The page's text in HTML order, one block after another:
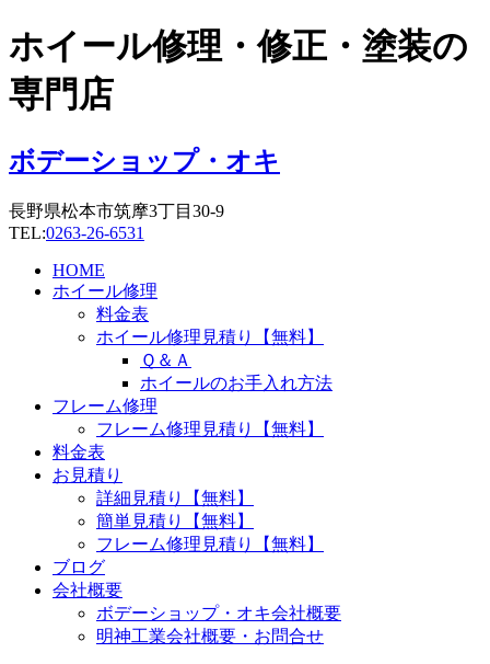
コ
ン
テ
ン
に
ス
ッ
プ
ホイール修理・修正・塗装の
専門店
ボデーショップ・オキ
長野県松本市筑摩3丁目30-9
TEL:0263-26-6531
HOME
ホイール修理
料金表
ホイール修理見積り【無料】
Ｑ＆Ａ
ホイールのお手入れ方法
フレーム修理
フレーム修理見積り【無料】
料金表
お見積り
詳細見積り【無料】
簡単見積り【無料】
フレーム修理見積り【無料】
ブログ
会社概要
ボデーショップ・オキ会社概要
明神工業会社概要・お問合せ